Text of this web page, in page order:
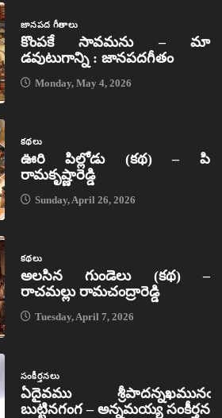
జానపద గీతాలు
కొంపకే సావమను – మా
డవుటుగాన్ని : జానపదగీతం
Monday, May 4, 2026
కథలు
ఊరి పిల్లోడు (కథ) – పి
రామకృష్ణారెడ్డి
Sunday, April 26, 2026
కథలు
అలసిన గుండెలు (కథ) –
రాచమల్లు రామచంద్రారెడ్డి
Tuesday, April 7, 2026
సంకీర్తనలు
ఏదైవము శ్రీపాదన్నఖమునఁ
బుట్టినగంగ – అన్నమయ్య సంకీర్తన